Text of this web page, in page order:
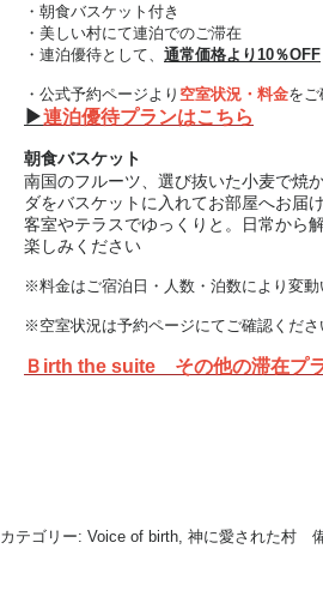
・朝食バスケット付き
・美しい村にて連泊でのご滞在
・連泊優待として、 通常価格より10％OFF
・公式予約ページより 空室状況・料金を
▶連泊優待プランはこちら
朝食バスケット
南国のフルーツ、選び抜いた小麦で焼
ダをバスケットに入れてお部屋へお届
客室やテラスでゆっくりと。日常から
楽しみください
※料金はご宿泊日・人数・泊数により変動
※空室状況は予約ページにてご確認くださ
Ｂirth the suite その他の滞在プ
カテゴリー: Voice of birth, 神に愛された村